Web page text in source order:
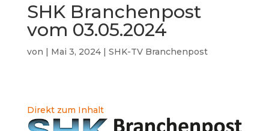
SHK Branchenpost
vom 03.05.2024
von | Mai 3, 2024| SHK-TV Branchenpost
Direkt zum Inhalt